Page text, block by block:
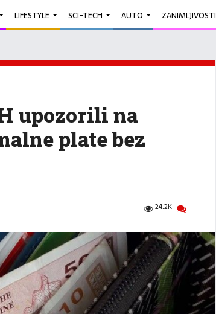
LIFESTYLE SCI-TECH AUTO ZANIMLJIVOSTI
upozorili na
plate bez
24.2K